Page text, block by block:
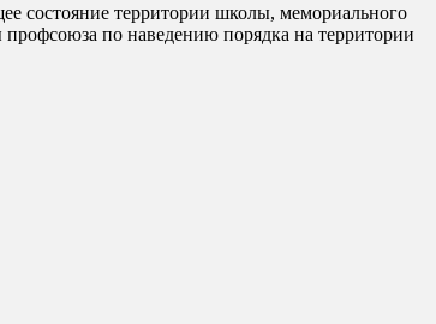
состояние территории школы, мемориального
по наведению порядка на территории